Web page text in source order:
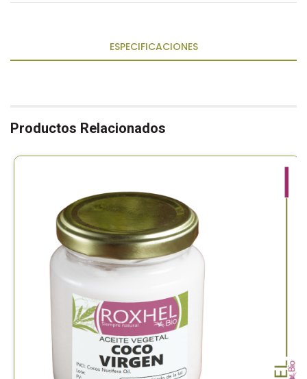
ESPECIFICACIONES
Productos Relacionados